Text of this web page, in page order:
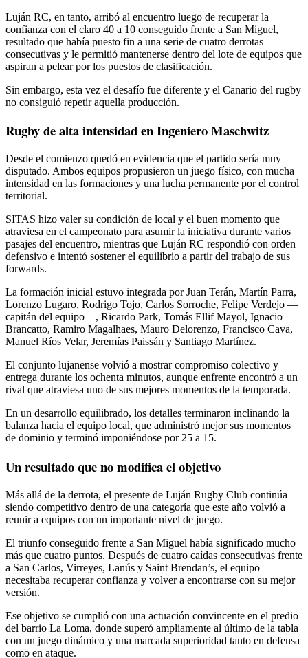
Luján RC, en tanto, arribó al encuentro luego de recuperar la
confianza con el claro 40 a 10 conseguido frente a San Miguel,
resultado que había puesto fin a una serie de cuatro derrotas
consecutivas y le permitió mantenerse dentro del lote de equipos que
aspiran a pelear por los puestos de clasificación.
Sin embargo, esta vez el desafío fue diferente y el Canario del rugby
no consiguió repetir aquella producción.
Rugby de alta intensidad en Ingeniero Maschwitz
Desde el comienzo quedó en evidencia que el partido sería muy
disputado. Ambos equipos propusieron un juego físico, con mucha
intensidad en las formaciones y una lucha permanente por el control
territorial.
SITAS hizo valer su condición de local y el buen momento que
atraviesa en el campeonato para asumir la iniciativa durante varios
pasajes del encuentro, mientras que Luján RC respondió con orden
defensivo e intentó sostener el equilibrio a partir del trabajo de sus
forwards.
La formación inicial estuvo integrada por Juan Terán, Martín Parra,
Lorenzo Lugaro, Rodrigo Tojo, Carlos Sorroche, Felipe Verdejo —
capitán del equipo—, Ricardo Park, Tomás Ellif Mayol, Ignacio
Brancatto, Ramiro Magalhaes, Mauro Delorenzo, Francisco Cava,
Manuel Ríos Velar, Jeremías Paissán y Santiago Martínez.
El conjunto lujanense volvió a mostrar compromiso colectivo y
entrega durante los ochenta minutos, aunque enfrente encontró a un
rival que atraviesa uno de sus mejores momentos de la temporada.
En un desarrollo equilibrado, los detalles terminaron inclinando la
balanza hacia el equipo local, que administró mejor sus momentos
de dominio y terminó imponiéndose por 25 a 15.
Un resultado que no modifica el objetivo
Más allá de la derrota, el presente de Luján Rugby Club continúa
siendo competitivo dentro de una categoría que este año volvió a
reunir a equipos con un importante nivel de juego.
El triunfo conseguido frente a San Miguel había significado mucho
más que cuatro puntos. Después de cuatro caídas consecutivas frente
a San Carlos, Virreyes, Lanús y Saint Brendan’s, el equipo
necesitaba recuperar confianza y volver a encontrarse con su mejor
versión.
Ese objetivo se cumplió con una actuación convincente en el predio
del barrio La Loma, donde superó ampliamente al último de la tabla
con un juego dinámico y una marcada superioridad tanto en defensa
como en ataque.